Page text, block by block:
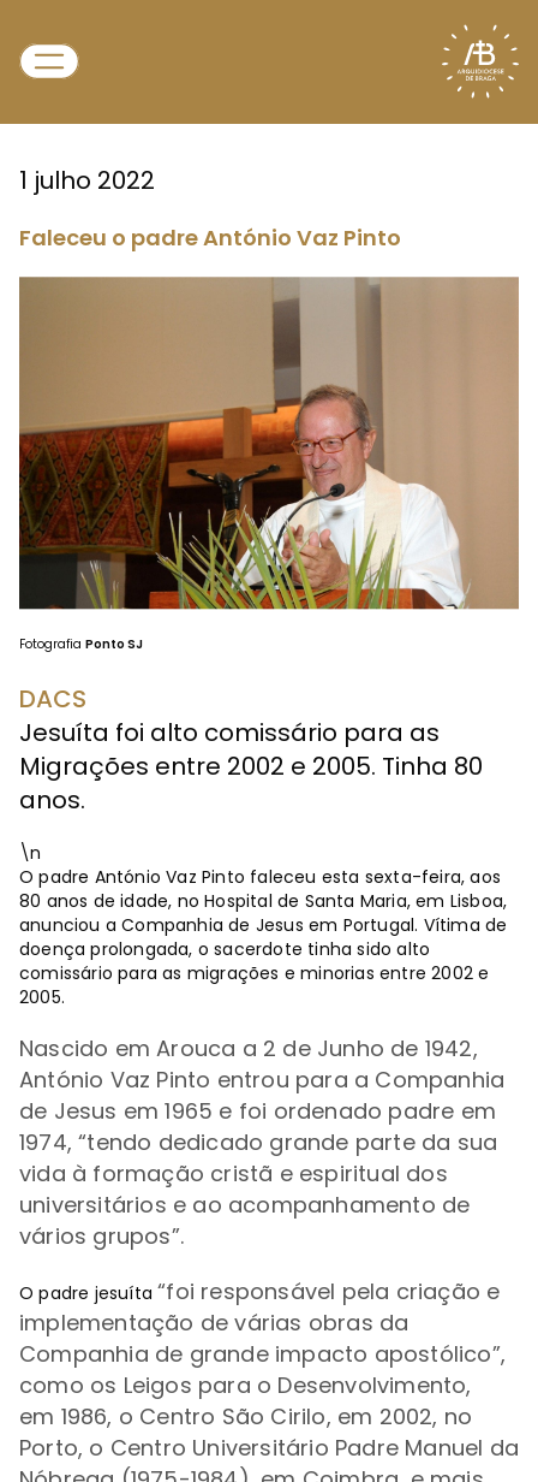
1 julho 2022
Faleceu o padre António Vaz Pinto
Fotografia Ponto SJ
DACS
Jesuíta foi alto comissário para as
Migrações entre 2002 e 2005. Tinha 80
anos.
\n
O padre António Vaz Pinto faleceu esta sexta-feira, aos
80 anos de idade, no Hospital de Santa Maria, em Lisboa,
anunciou a Companhia de Jesus em Portugal. Vítima de
doença prolongada, o sacerdote tinha sido alto
comissário para as migrações e minorias entre 2002 e
2005.
Nascido em Arouca a 2 de Junho de 1942,
António Vaz Pinto entrou para a Companhia
de Jesus em 1965 e foi ordenado padre em
1974, “tendo dedicado grande parte da sua
vida à formação cristã e espiritual dos
universitários e ao acompanhamento de
vários grupos”.
O padre jesuíta“foi responsável pela criação e
implementação de várias obras da
Companhia de grande impacto apostólico”,
como os Leigos para o Desenvolvimento,
em 1986, o Centro São Cirilo, em 2002, no
Porto, o Centro Universitário Padre Manuel da